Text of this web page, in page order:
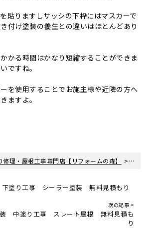
貼りますしサッシの下枠にはマスカーで
付け塗装の養生との違いはほとんどあり
かる時間はかなり短縮することができま
ですね。
を使用することでお施主様や近隣の方へ
ますよ。
理・屋根工事専門店【リフォームの森】 > 新着
塗り工事 シーラー塗装 無料見積もり
次の記事 >
中塗り工事 スレート屋根 無料見積も
り